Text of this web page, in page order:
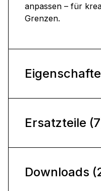
anpassen – für
Grenzen.
Ersatzteile
Downloads